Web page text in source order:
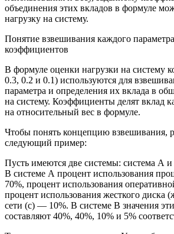
объединения этих вкладов в формуле
нагрузку на систему.
Понятие взвешивания каждого
коэффициентов
В формуле оценки нагрузки на систему
0.3, 0.2 и 0.1) используются для
параметра и определения их вклада в
на систему. Коэффициенты делят вклад
на относительный вес в формуле.
Чтобы понять концепцию взвешивания,
следующий пример:
Пусть имеются две системы: система A и
В системе A процент использования
70%, процент использования
процент использования жесткого диска
сети (с) — 10%. В системе B значения
составляют 40%, 40%, 10% и 5%